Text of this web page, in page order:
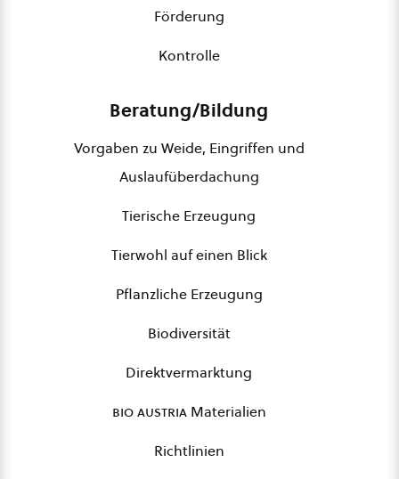
Förderung
Kontrolle
Beratung/Bildung
Vorgaben zu Weide, Eingriffen und
Auslaufüberdachung
Tierische Erzeugung
Tierwohl auf einen Blick
Pflanzliche Erzeugung
Biodiversität
Direktvermarktung
bio austriaMaterialien
Richtlinien